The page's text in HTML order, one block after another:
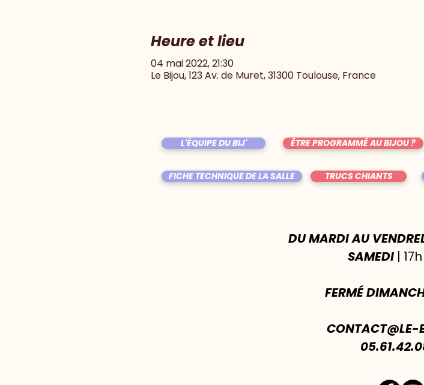
Heure et lieu
04 mai 2022, 21:30
Le Bijou, 123 Av. de Muret, 31300 Toulouse, France
L'ÉQUIPE DU BIJ' ÊTRE PROGRAMMÉ AU BIJOU ?
FICHE TECHNIQUE DE LA SALLE TRUCS CHIANTS
DU MARDI AU
SAMEDI|
FERMÉ
CONTACT@LE-